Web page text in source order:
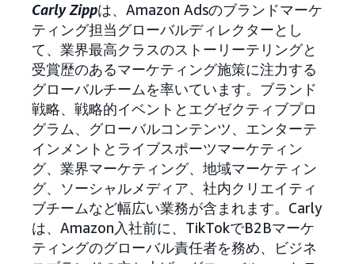
Carly Zippは、Amazon Adsのブランドマーケ
ティング担当グローバルディレクターとし
て、業界最高クラスのストーリーテリングと
受賞歴のあるマーケティング施策に注力する
グローバルチームを率いています。ブランド
戦略、戦略的イベントとエグゼクティブプロ
グラム、グローバルコンテンツ、エンターテ
インメントとライブスポーツマーケティン
グ、業界マーケティング、地域マーケティン
グ、ソーシャルメディア、社内クリエイティ
ブチームなど幅広い業務が含まれます。Carly
は、Amazon入社前に、TikTokでB2Bマーケ
ティングのグローバル責任者を務め、ビジネ